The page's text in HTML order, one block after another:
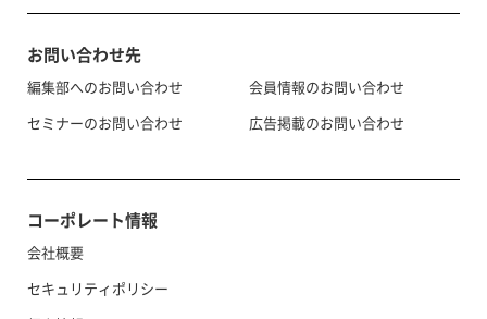
お問い合わせ先
編集部へのお問い合わせ
セミナーのお問い合わせ
会員情報のお問い合わせ
広告掲載のお問い合わせ
コーポレート情報
会社概要
セキュリティポリシー